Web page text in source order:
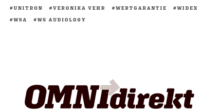
UNITRON
VERONIKA VEHR WERTGARANTIE
WIDEX
WSA
WS AUDIOLOGY